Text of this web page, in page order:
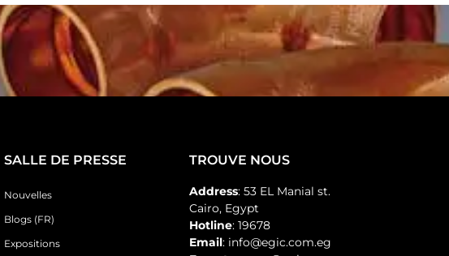
SALLE DE PRESSE
Nouvelles
Blogs (FR)
Expositions
TROUVE NOUS
Address: 53 EL Manial st.
Cairo, Egypt
Hotline: 19678
Email: info@egic.com.eg